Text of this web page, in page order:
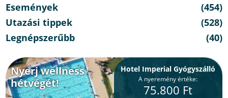
Események
(454)
Utazási tippek
(528)
Legnépszerűbb
(40)
Nyerj wellness
hétvégét!
Hotel Imperial Gyógyszálló
A nyeremény értéke:
75.800 Ft